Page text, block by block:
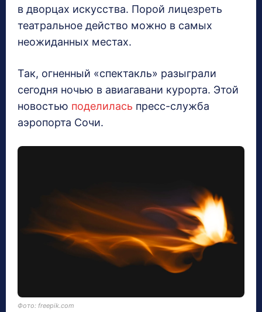
в дворцах искусства. Порой лицезреть
театральное действо можно в самых
неожиданных местах.
Так, огненный «спектакль» разыграли
сегодня ночью в авиагавани курорта. Этой
новостью поделилась пресс-служба
аэропорта Сочи.
Фото: freepik.com